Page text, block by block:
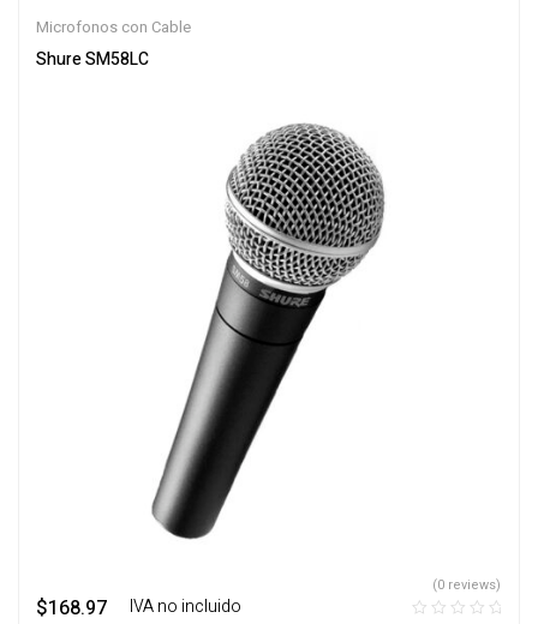
Microfonos con Cable
Shure SM58LC
$168.97 ‎ ‎ ‎ IVA no incluido
(0 reviews)